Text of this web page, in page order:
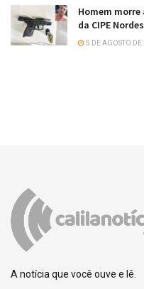
Homem
da CIPE
5 DE AGOSTO
A notícia que você ouve e lê.